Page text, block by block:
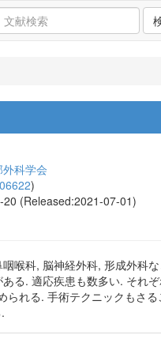
科学会
)
(Released:2021-07-01)
喉科, 脳神経外科, 形成外科
る. 適応疾患も数多い. それ
れる. 手術テクニックもさ